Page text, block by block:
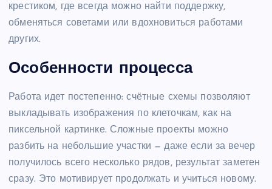
крестиком, где всегда можно найти поддержку,
обменяться советами или вдохновиться работами
других.
Особенности процесса
Работа идет постепенно: счётные схемы позволяют
выкладывать изображения по клеточкам, как на
пиксельной картинке. Сложные проекты можно
разбить на небольшие участки — даже если за вечер
получилось всего несколько рядов, результат заметен
сразу. Это мотивирует продолжать и учиться новому.